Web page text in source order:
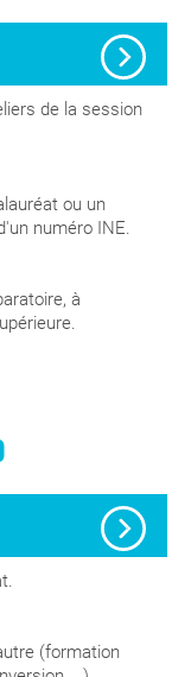
de la session
ou un
numéro INE.
à
(formation